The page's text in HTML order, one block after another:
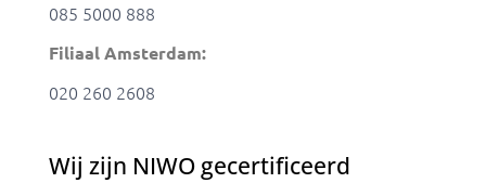
085 5000 888
Filiaal Amsterdam:
020 260 2608
Wij zijn NIWO gecertificeerd